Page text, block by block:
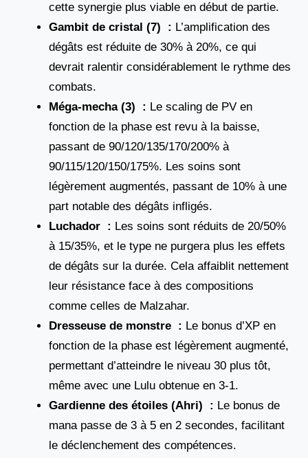
cette synergie plus viable en début de partie.
Gambit de cristal (7) : L’amplification des
dégâts est réduite de 30% à 20%, ce qui
devrait ralentir considérablement le rythme des
combats.
Méga-mecha (3) : Le scaling de PV en
fonction de la phase est revu à la baisse,
passant de 90/120/135/170/200% à
90/115/120/150/175%. Les soins sont
légèrement augmentés, passant de 10% à une
part notable des dégâts infligés.
Luchador : Les soins sont réduits de 20/50%
à 15/35%, et le type ne purgera plus les effets
de dégâts sur la durée. Cela affaiblit nettement
leur résistance face à des compositions
comme celles de Malzahar.
Dresseuse de monstre : Le bonus d’XP en
fonction de la phase est légèrement augmenté,
permettant d’atteindre le niveau 30 plus tôt,
même avec une Lulu obtenue en 3-1.
Gardienne des étoiles (Ahri) : Le bonus de
mana passe de 3 à 5 en 2 secondes, facilitant
le déclenchement des compétences.